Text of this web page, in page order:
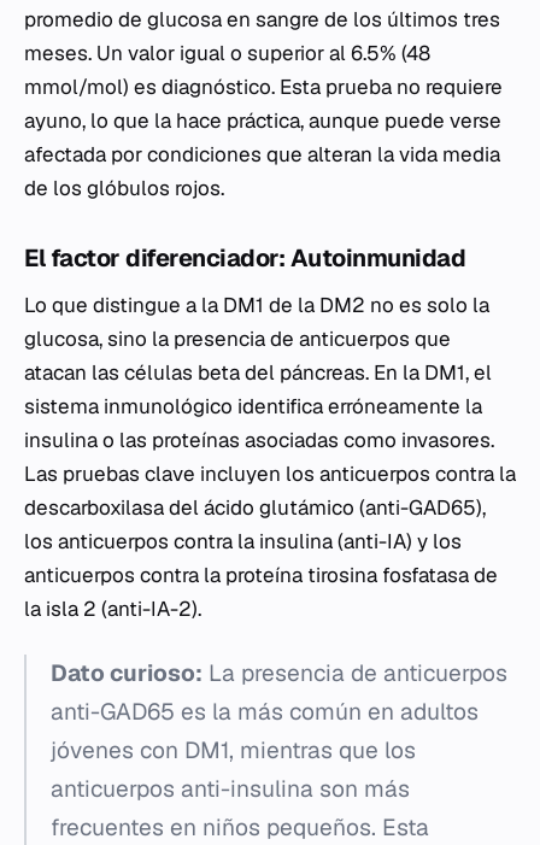
promedio de glucosa en sangre de los últimos tres
meses. Un valor igual o superior al 6.5% (48
mmol/mol) es diagnóstico. Esta prueba no requiere
ayuno, lo que la hace práctica, aunque puede verse
afectada por condiciones que alteran la vida media
de los glóbulos rojos.
El factor diferenciador: Autoinmunidad
Lo que distingue a la DM1 de la DM2 no es solo la
glucosa, sino la presencia de anticuerpos que
atacan las células beta del páncreas. En la DM1, el
sistema inmunológico identifica erróneamente la
insulina o las proteínas asociadas como invasores.
Las pruebas clave incluyen los anticuerpos contra la
descarboxilasa del ácido glutámico (anti-GAD65),
los anticuerpos contra la insulina (anti-IA) y los
anticuerpos contra la proteína tirosina fosfatasa de
la isla 2 (anti-IA-2).
Dato curioso: La presencia de anticuerpos
anti-GAD65 es la más común en adultos
jóvenes con DM1, mientras que los
anticuerpos anti-insulina son más
frecuentes en niños pequeños. Esta